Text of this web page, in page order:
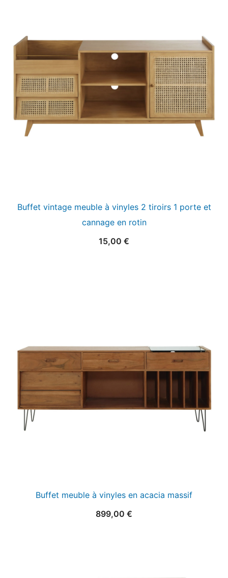
Buffet vintage meuble à vinyles 2 tiroirs 1 porte et
cannage en rotin
15,00 €
Buffet meuble à vinyles en acacia massif
899,00 €